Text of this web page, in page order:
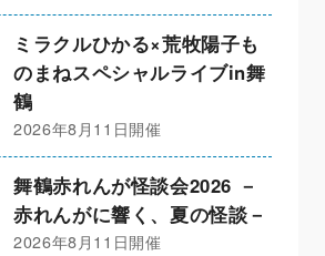
ミラクルひかる×荒牧陽子も
のまねスペシャルライブin舞
鶴
2026年8月11日開催
舞鶴赤れんが怪談会2026 －
赤れんがに響く、夏の怪談－
2026年8月11日開催